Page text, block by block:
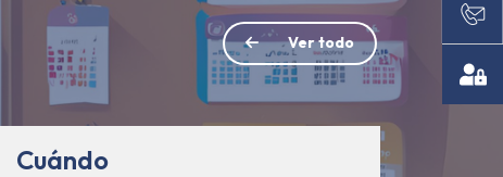
Ver todo
Cuándo